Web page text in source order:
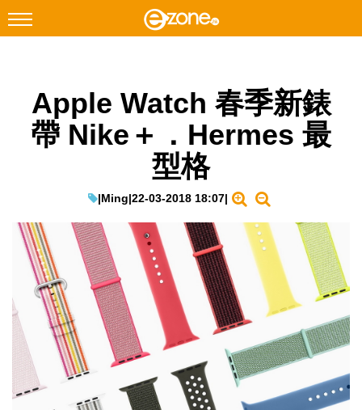
Facebook Instagram
科技焦點
教學評測
EduTech
IT Times
生成式AI與雲端應用
Enterprise Digital Transformation
特集
Apple Watch 春季新錶
帶 Nike＋．Hermes 最
型格
|Ming|22-03-2018 18:07|